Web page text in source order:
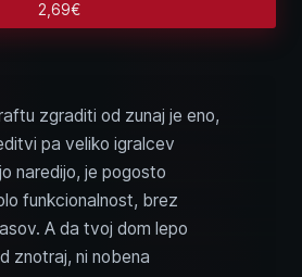
2,69€
zgraditi od zunaj je eno,
pa veliko igralcev
naredijo, je pogosto
funkcionalnost, brez
A da tvoj dom lepo
znotraj, ni nobena